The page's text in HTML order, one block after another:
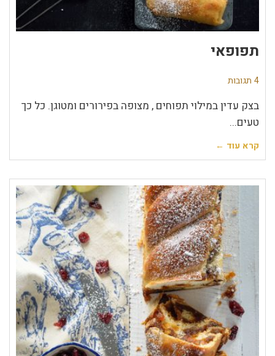
תפופאי
4 תגובות
בצק עדין במילוי תפוחים , מצופה בפירורים ומטוגן. כל כך
טעים...
קרא עוד ←